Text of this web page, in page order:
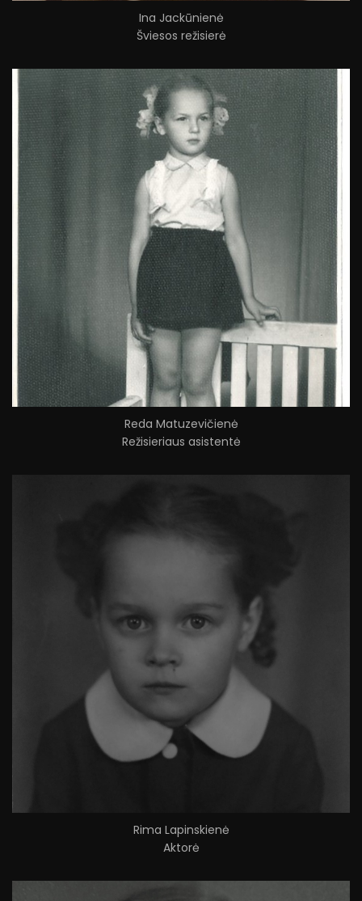
Ina Jackūnienė
Šviesos režisierė
Reda Matuzevičienė
Režisieriaus asistentė
Rima Lapinskienė
Aktorė